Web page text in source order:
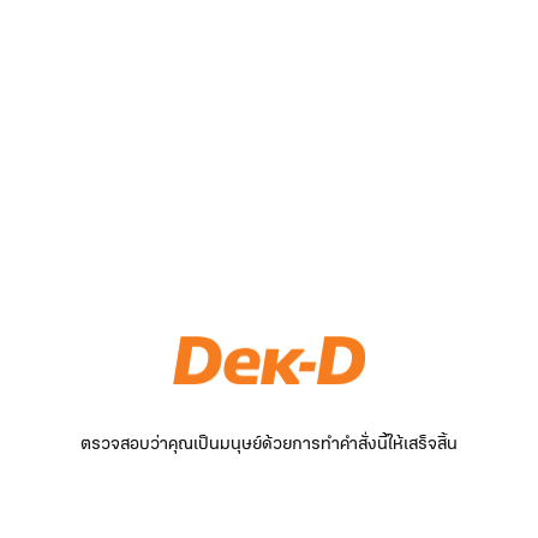
ตรวจสอบว่าคุณเป็นมนุษย์ด้วยการทำคำสั่งนี้ให้เสร็จสิ้น